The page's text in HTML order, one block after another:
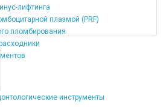
лифтинга
плазмой (PRF)
пломбирования
инструменты